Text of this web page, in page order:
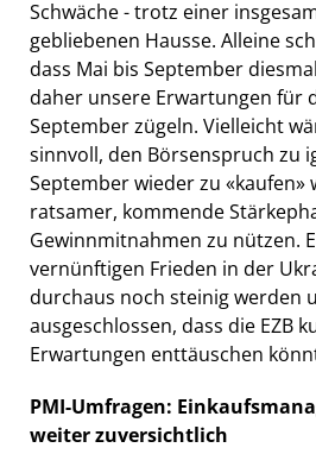
Schwäche - trotz einer
gebliebenen Hausse. Alleine
dass Mai bis September
daher unsere Erwartungen für
September zügeln. Vielleicht
sinnvoll, den Börsenspruch zu
September wieder zu «kaufen»
ratsamer, kommende
Gewinnmitnahmen zu nützen.
vernünftigen Frieden in der
durchaus noch steinig werden
ausgeschlossen, dass die EZB
Erwartungen enttäuschen
PMI-Umfragen:
weiter zuversichtlich